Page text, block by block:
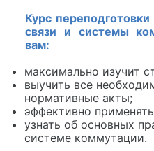
Курс
связи и системы
вам:
максимально изучит
выучить все
нормативные акты;
эффективно
узнать об основных
системе коммутации.